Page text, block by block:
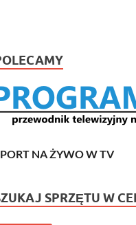
NA ŻYWO W TV
SPRZĘTU W